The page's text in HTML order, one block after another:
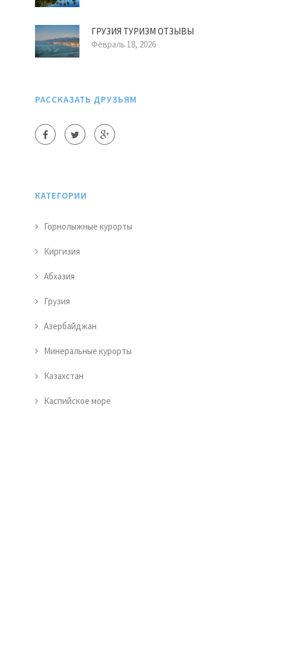
ГРУЗИЯ ТУРИЗМ ОТЗЫВЫ
Февраль 18, 2026
РАССКАЗАТЬ ДРУЗЬЯМ
КАТЕГОРИИ
Горнолыжные курорты
Киргизия
Абхазия
Грузия
Азербайджан
Минеральные курорты
Казахстан
Каспийское море